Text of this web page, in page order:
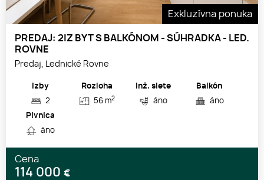
Exkluzívna ponuka
PREDAJ: 2IZ BYT S BALKÓNOM - SÚHRADKA - LED.
ROVNE
Predaj, Lednické Rovne
Izby
2
Rozloha
56 m2
Inž. siete
áno
Balkón
áno
Pivnica
áno
Cena
114 000 €